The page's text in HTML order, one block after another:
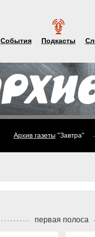
События Подкасты
Архив газеты"Завтра"
первая полоса